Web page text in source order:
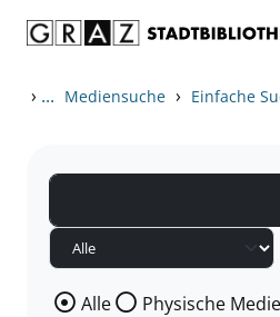
› ... Mediensuche › Einfache
Wählen Sie die Medienart
Alle Physische